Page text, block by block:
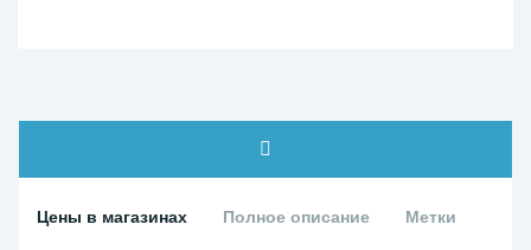
Цены в магазинах Полное описание Метки